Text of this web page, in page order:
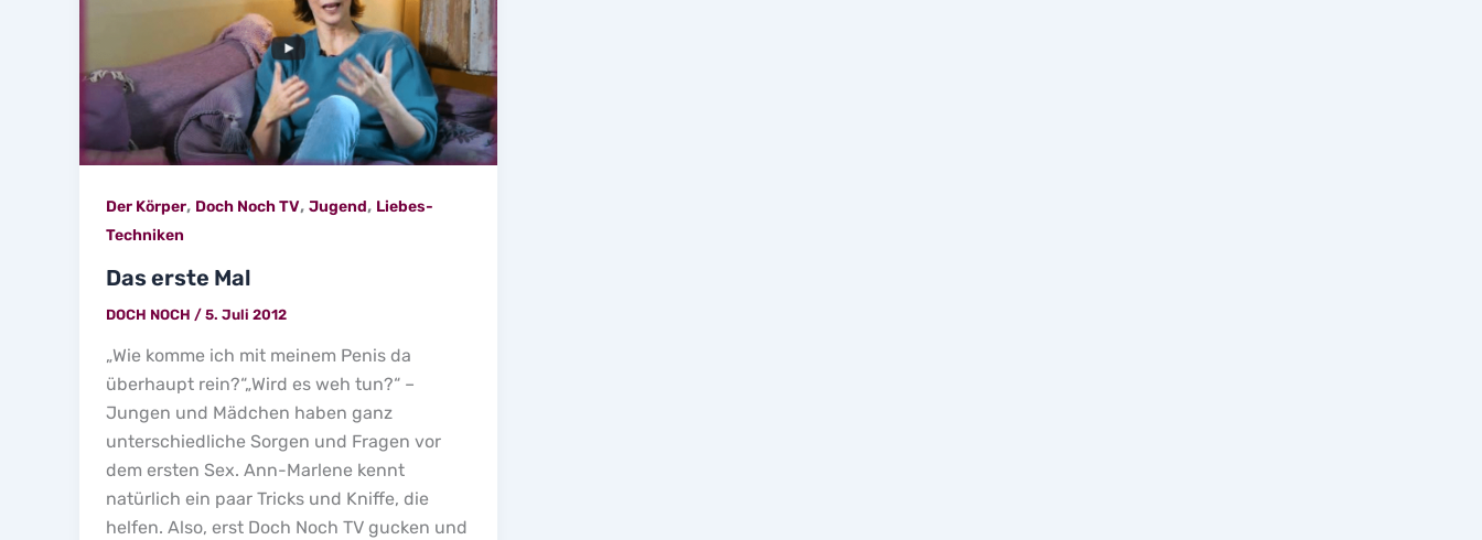
Der Körper, Doch Noch TV, Jugend, Liebes-
Techniken
Das erste Mal
DOCH NOCH / 5. Juli 2012
„Wie komme ich mit meinem Penis da
überhaupt rein?“„Wird es weh tun?“ –
Jungen und Mädchen haben ganz
unterschiedliche Sorgen und Fragen vor
dem ersten Sex. Ann-Marlene kennt
natürlich ein paar Tricks und Kniffe, die
helfen. Also, erst Doch Noch TV gucken und